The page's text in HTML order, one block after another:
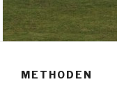
METHODEN